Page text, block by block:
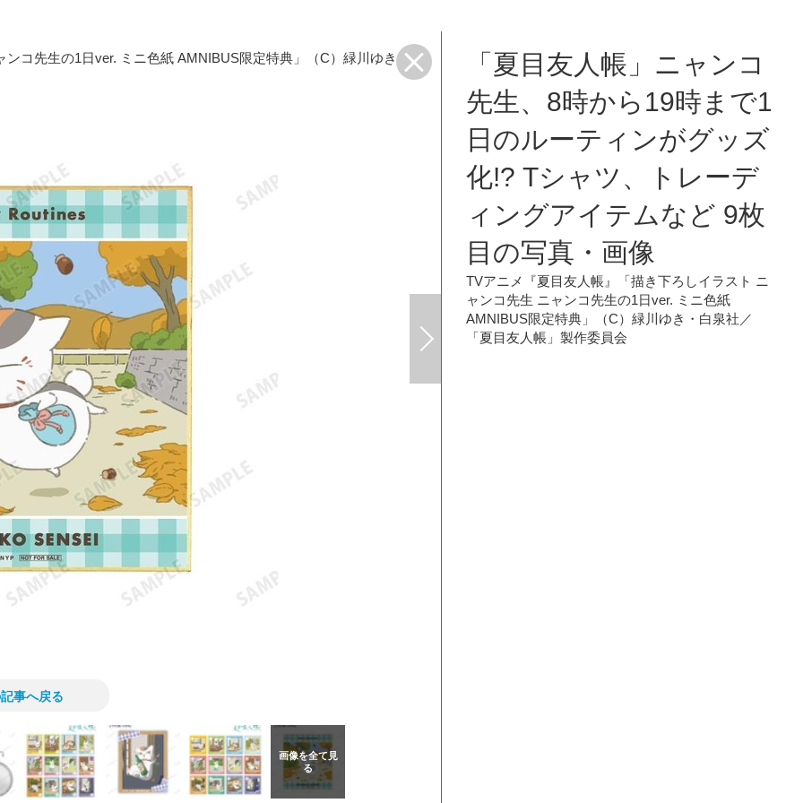
コ先生の1日ver. ミニ色紙 AMNIBUS限定特典」（C）緑川ゆき・白
事へ戻る
「夏目友人帳」ニャンコ
先生、8時から19時まで1
日のルーティンがグッズ
化!? Tシャツ、トレーデ
ィングアイテムなど 9枚
目の写真・画像
TVアニメ『夏目友人帳』「描き下ろしイラスト ニ
ャンコ先生 ニャンコ先生の1日ver. ミニ色紙
AMNIBUS限定特典」（C）緑川ゆき・白泉社／
「夏目友人帳」製作委員会